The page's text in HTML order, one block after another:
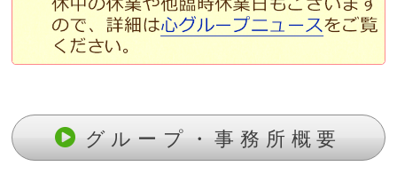
グループ・事務所概要